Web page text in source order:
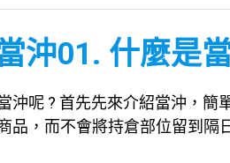
沖01. 什麼是
沖呢 ? 首先先來介紹當沖，簡
品，而不會將持倉部位留到隔